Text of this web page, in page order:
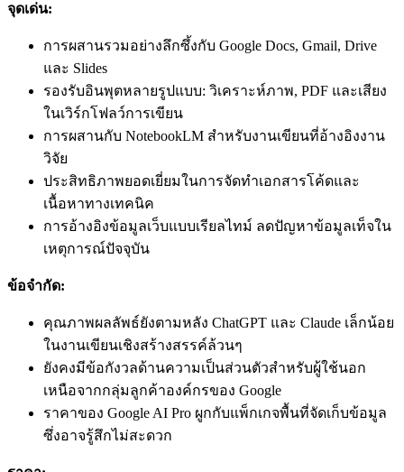
จุดเด่น:
การผสานรวมอย่างลึกซึ้งกับ Google Docs, Gmail, Drive
และ Slides
รองรับอินพุตหลายรูปแบบ: วิเคราะห์ภาพ, PDF และเสียง
ในเวิร์กโฟลว์การเขียน
การผสานกับ NotebookLM สำหรับงานเขียนที่อ้างอิงงาน
วิจัย
ประสิทธิภาพยอดเยี่ยมในการจัดทำเอกสารโค้ดและ
เนื้อหาทางเทคนิค
การอ้างอิงข้อมูลเว็บแบบเรียลไทม์ ลดปัญหาข้อมูลเท็จใน
เหตุการณ์ปัจจุบัน
ข้อจำกัด:
คุณภาพผลลัพธ์ยังตามหลัง ChatGPT และ Claude เล็กน้อย
ในงานเขียนเชิงสร้างสรรค์ล้วนๆ
ยังคงมีข้อกังวลด้านความเป็นส่วนตัวสำหรับผู้ใช้นอก
เหนือจากกลุ่มลูกค้าองค์กรของ Google
ราคาของ Google AI Pro ผูกกับแพ็กเกจพื้นที่จัดเก็บข้อมูล
ซึ่งอาจรู้สึกไม่สะดวก